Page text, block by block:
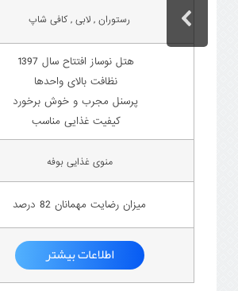
رستوران , لابی , کافی شاپ
هتل نوساز افتتاح سال 1397
نظافت بالای واحدها
پرسنل مجرب و خوش برخورد
کیفیت غذایی مناسب
منوی غذایی بوفه
میزان رضایت مهمانان 82 درصد
اطلاعات بیشتر